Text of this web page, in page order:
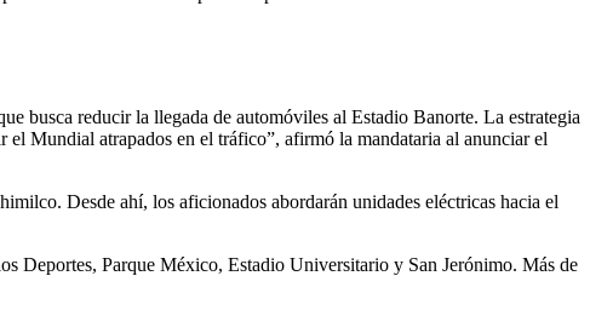
busca reducir la llegada de automóviles al Estadio Banorte. La estrategia
el Mundial atrapados en el tráfico”, afirmó la mandataria al anunciar el
Desde ahí, los aficionados abordarán unidades eléctricas hacia el
Deportes, Parque México, Estadio Universitario y San Jerónimo. Más de